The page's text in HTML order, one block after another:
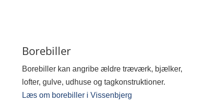
Borebiller
Borebiller kan angribe ældre træværk, bjælker,
lofter, gulve, udhuse og tagkonstruktioner.
Læs om borebiller i Vissenbjerg